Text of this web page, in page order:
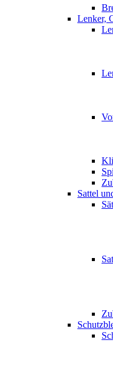
Lenker,
Sattel